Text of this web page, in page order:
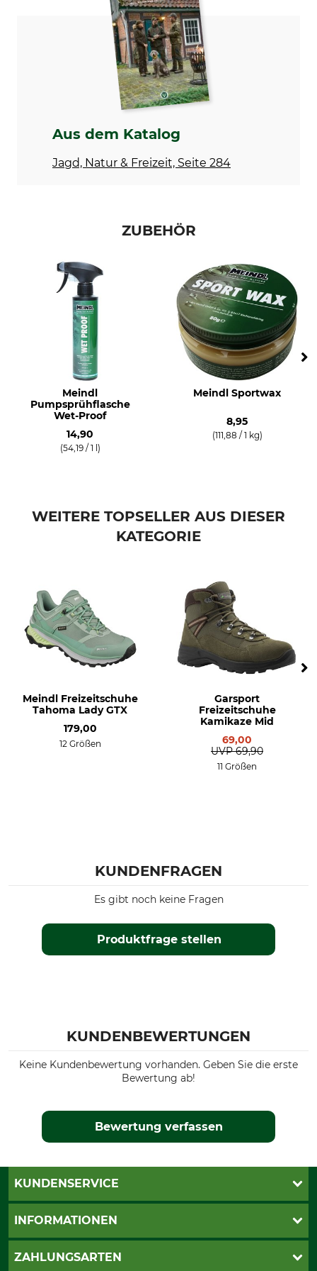
Modellbezeichnung
Lite Hike Lady GTX
Für
Damen
Jahreszeit
Frühling
Wasserdichtigkeit
wasserdicht
linde-gelb
Schuhgröße
Aus dem Katalog
Jagd, Natur & Freizeit, Seite 284
ZUBEHÖR
Meindl
Pumpsprühflasche
Wet-Proof
14,90
(54,19 / 1 l)
Meindl Sportwax
8,95
(111,88 / 1 kg)
WEITERE TOPSELLER AUS DIESER
KATEGORIE
Meindl Freizeitschuhe
Tahoma Lady GTX
179,00
12 Größen
Garsport
Freizeitschuhe
Kamikaze Mid
69,00
UVP 69,90
11 Größen
KUNDENFRAGEN
Produktfrage stellen
Es gibt noch keine Fragen
KUNDENBEWERTUNGEN
Keine Kundenbewertung vorhanden. Geben Sie die erste
Bewertung ab!
Bewertung verfassen
KUNDENSERVICE
Live-Shopping
INFORMATIONEN
AGB
ZAHLUNGSARTEN